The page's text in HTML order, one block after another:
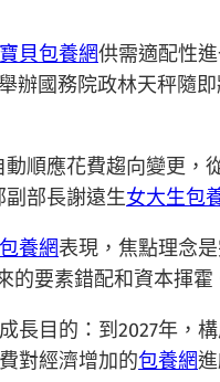
貝包養網供需適配性
辦國務院政林天秤隨
順應花費趨向變更
部長謝遠生女大生包
包養網表現，焦點理念
的要素錯配和資本揮霍
長目的：到2027年，
對經濟增加的包養網